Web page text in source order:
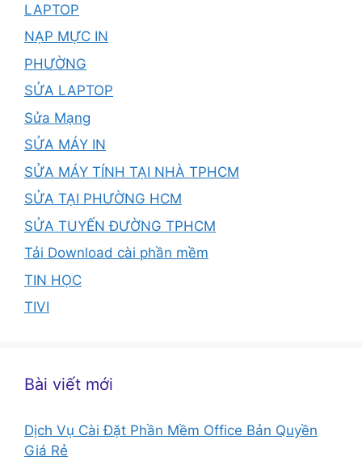
LAPTOP
NẠP MỰC IN
PHƯỜNG
SỬA LAPTOP
Sửa Mạng
SỬA MÁY IN
SỬA MÁY TÍNH TẠI NHÀ TPHCM
SỬA TẠI PHƯỜNG HCM
SỬA TUYẾN ĐƯỜNG TPHCM
Tải Download cài phần mềm
TIN HỌC
TIVI
Bài viết mới
Dịch Vụ Cài Đặt Phần Mềm Office Bản Quyền
Giá Rẻ